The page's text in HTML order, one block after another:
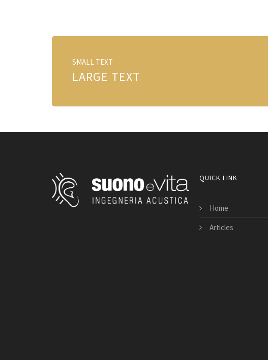
SMALL TEXT
LARGE TEXT
QUICK LINK
Home
Articles